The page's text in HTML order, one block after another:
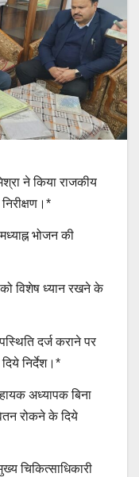
ने किया राजकीय
भोजन की
को विशेष ध्यान रखने के
दर्ज कराने पर
निर्देश।*
अध्यापक बिना
रोकने के दिये
चिकित्साधिकारी